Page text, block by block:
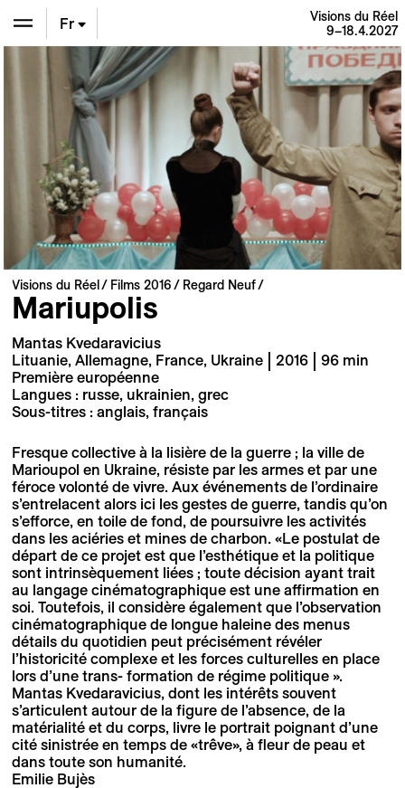
De
Fr
Visions du Réel
9–18.4.2027
Visions du Réel Films 2016 Regard Neuf
Mariupolis
Mantas Kvedaravicius
Lituanie, Allemagne, France, Ukraine | 2016 | 96 min
Première européenne
Langues : russe, ukrainien, grec
Sous-titres : anglais, français
Fresque collective à la lisière de la guerre ; la ville de
Marioupol en Ukraine, résiste par les armes et par une
féroce volonté de vivre. Aux événements de l’ordinaire
s’entrelacent alors ici les gestes de guerre, tandis qu’on
s’efforce, en toile de fond, de poursuivre les activités
dans les aciéries et mines de charbon. «Le postulat de
départ de ce projet est que l’esthétique et la politique
sont intrinsèquement liées ; toute décision ayant trait
au langage cinématographique est une affirmation en
soi. Toutefois, il considère également que l’observation
cinématographique de longue haleine des menus
détails du quotidien peut précisément révéler
l’historicité complexe et les forces culturelles en place
lors d’une trans- formation de régime politique ».
Mantas Kvedaravicius, dont les intérêts souvent
s’articulent autour de la figure de l’absence, de la
matérialité et du corps, livre le portrait poignant d’une
cité sinistrée en temps de «trêve», à fleur de peau et
dans toute son humanité.
Emilie Bujès